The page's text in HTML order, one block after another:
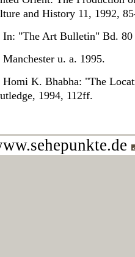
and History 11, 1992,
In: "The Art Bulletin" Bd. 80
u. a. 1995.
Homi K. Bhabha: "The
1994, 112ff.